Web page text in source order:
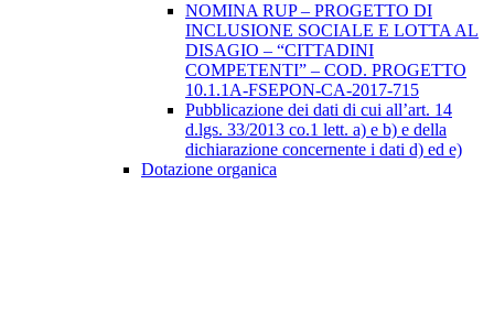
NOMINA RUP – PROGETTO DI
INCLUSIONE SOCIALE E LOTTA AL
DISAGIO – “CITTADINI
COMPETENTI” – COD. PROGETTO
10.1.1A-FSEPON-CA-2017-715
Pubblicazione dei dati di cui all’art. 14
d.lgs. 33/2013 co.1 lett. a) e b) e della
dichiarazione concernente i dati d) ed e)
Dotazione organica